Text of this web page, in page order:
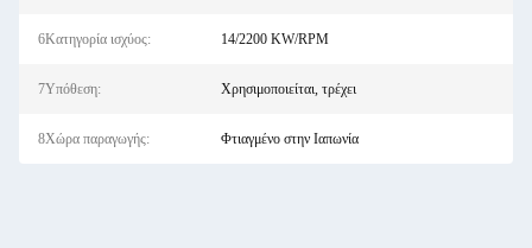
6Κατηγορία ισχύος: 14/2200 KW/RPM
7Υπόθεση: Χρησιμοποιείται, τρέχει
8Χώρα παραγωγής: Φτιαγμένο στην Ιαπωνία